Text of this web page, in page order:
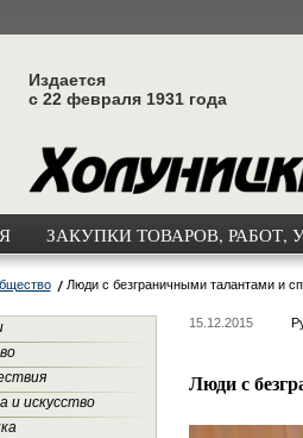
Издается
с 22 февраля 1931 года
ЗАКУПКИ ТОВАРОВ, РАБОТ,
Люди с безграничными талантами и
и искусство
15.12.2015
Люди с